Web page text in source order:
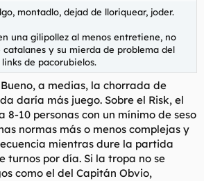
montadlo, dejad de lloriquear, joder.
una gilipollez al menos entretiene, no
y su mierda de problema del
de pacorubielos.
a medias, la chorrada de
daría más juego. Sobre el Risk, el
8-10 personas con un mínimo de seso
normas más o menos complejas y
mientras dure la partida
turnos por día. Si la tropa no se
como el del Capitán Obvio,